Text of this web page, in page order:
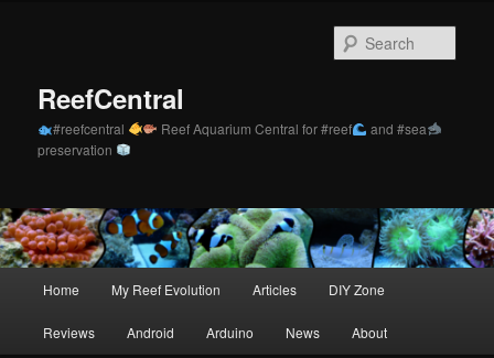
ReefCentral
#reefcentral Reef Aquarium Central for #reef
and #sea
preservation
Home My Reef Evolution Articles DIY Zone
Reviews Android Arduino News About